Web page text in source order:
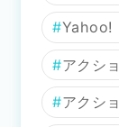
Yahoo!
アクシ
アクシ